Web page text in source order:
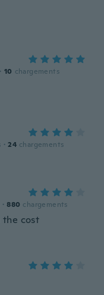
· 10 chargements
· 24 chargements
· 880 chargements
cost